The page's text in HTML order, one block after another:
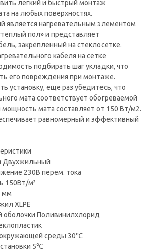
легкий и быстрый монтаж
на любых поверхностях.
является нагревательным элементом
пол» и представляет
закрепленный на стеклосетке.
кабеля на сетке
подбирать шаг укладки, что
его повреждения при монтаже.
установку, еще раз убедитесь, что
мата соответствует обогреваемой
мата составляет от 150 Вт/м2.
равномерный и эффективный
Двухжильный
230В перем. тока
150Вт/м²
мм
XLPE
оболочки Поливинилхлорид
окружающей среды 30℃
5℃